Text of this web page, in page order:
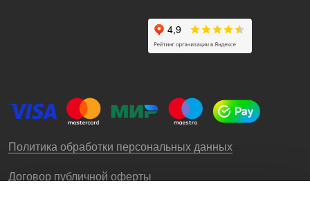
Политика обработки персональных данных
Договор публичной оферты